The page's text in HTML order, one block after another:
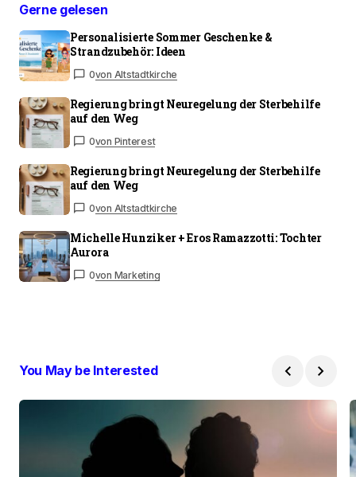
Gerne gelesen
Personalisierte Sommer Geschenke &
Strandzubehör: Ideen
0von Altstadtkirche
Regierung bringt Neuregelung der Sterbehilfe
auf den Weg
0von Pinterest
Regierung bringt Neuregelung der Sterbehilfe
auf den Weg
0von Altstadtkirche
Michelle Hunziker + Eros Ramazzotti: Tochter
Aurora
0von Marketing
You May be Interested